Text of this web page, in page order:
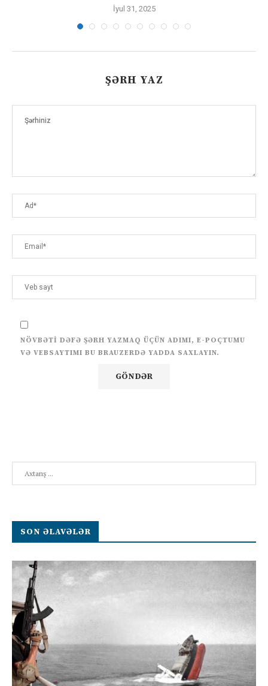
İyul 31, 2025
ŞƏRH YAZ
NÖVBƏTI DƏFƏ ŞƏRH YAZMAQ ÜÇÜN ADIMI, E-POÇTUMU
VƏ VEBSAYTIMI BU BRAUZERDƏ YADDA SAXLAYIN.
SON ƏLAVƏLƏR